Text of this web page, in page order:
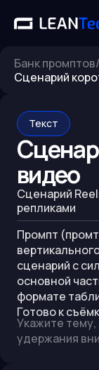
Банк промптов/
Сценарий
Текст
видео
Сценарий
репликами
Промпт
сценарий с
основной
формате
Готово к
Укажите тему,
удержания